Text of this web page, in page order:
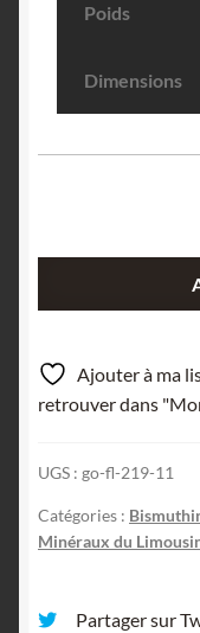
Poids
Dimensions
et
Pinite,
Meymac,
Aquitaine,
France.
Ajouter à ma
retrouver dans
UGS : go-fl-219-11
Catégories :
Minéraux du
Partager sur